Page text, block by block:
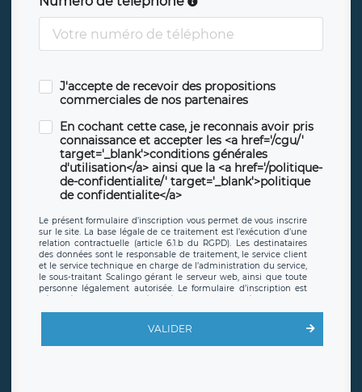
J'accepte de recevoir des propositions
commerciales de nos partenaires
En cochant cette case, je reconnais avoir pris
connaissance et accepter les <a href='/cgu/'
target='_blank'>conditions générales
d'utilisation</a> ainsi que la <a href='/politique-
de-confidentialite/' target='_blank'>politique
de confidentialite</a>
Le présent formulaire d’inscription vous permet de vous inscrire
sur le site. La base légale de ce traitement est l’exécution d’une
relation contractuelle (article 6.1.b du RGPD). Les destinataires
des données sont le responsable de traitement, le service client
et le service technique en charge de l’administration du service,
le sous-traitant Scalingo gérant le serveur web, ainsi que toute
personne légalement autorisée. Le formulaire d’inscription est
offrant desclauses de protection conformes au RGPD. Les
en sollicite la suppression, étant entendu que vous pouvez
demander la suppression de vos données et retirer votre
VALIDER